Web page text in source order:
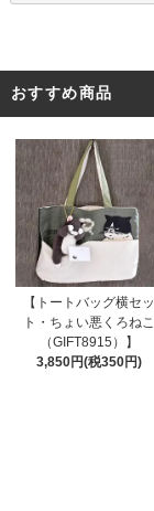
おすすめ商品
【トートバッグ横セッ
ト・ちょい悪くろねこ
（GIFT8915）】
3,850円(税350円)